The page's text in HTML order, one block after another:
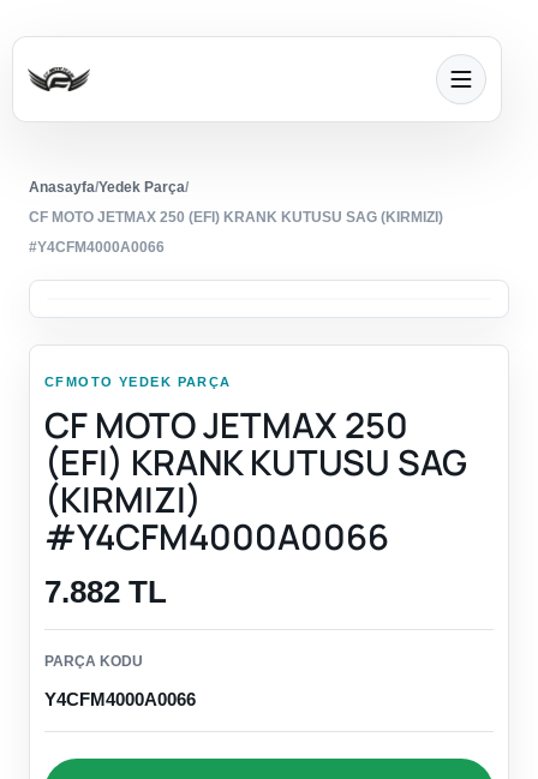
Anasayfa/Yedek Parça/
CF MOTO JETMAX 250 (EFI) KRANK KUTUSU SAG (KIRMIZI)
#Y4CFM4000A0066
CFMOTO YEDEK PARÇA
CF MOTO JETMAX 250
(EFI) KRANK KUTUSU SAG
(KIRMIZI)
#Y4CFM4000A0066
7.882 TL
PARÇA KODU
Y4CFM4000A0066